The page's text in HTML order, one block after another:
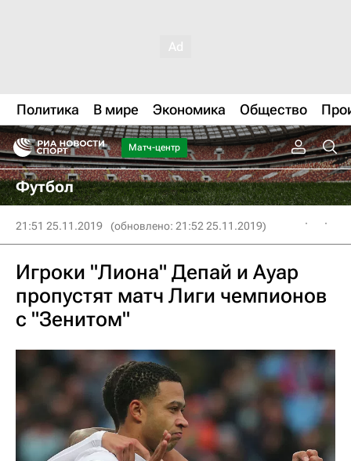
Политика В мире Экономика Общество
Матч-центр
Футбол
21:51 25.11.2019 (обновлено: 21:52 25.11.2019)
Игроки "Лиона" Депай и Ауар
пропустят матч Лиги чемпионов
с "Зенитом"